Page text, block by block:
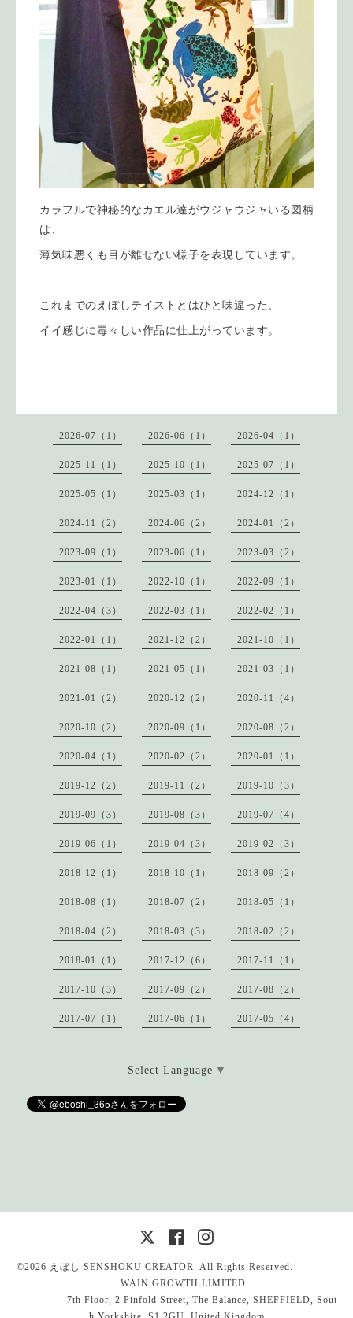
カラフルで神秘的なカエル達がウジャウジャいる図柄
は、
薄気味悪くも目が離せない様子を表現しています。
これまでのえぼしテイストとはひと味違った、
イイ感じに毒々しい作品に仕上がっています。
2026-07（1） 2026-06（1） 2026-04（1）
2025-11（1） 2025-10（1） 2025-07（1）
2025-05（1） 2025-03（1） 2024-12（1）
2024-11（2） 2024-06（2） 2024-01（2）
2023-09（1） 2023-06（1） 2023-03（2）
2023-01（1） 2022-10（1） 2022-09（1）
2022-04（3） 2022-03（1） 2022-02（1）
2022-01（1） 2021-12（2） 2021-10（1）
2021-08（1） 2021-05（1） 2021-03（1）
2021-01（2） 2020-12（2） 2020-11（4）
2020-10（2） 2020-09（1） 2020-08（2）
2020-04（1） 2020-02（2） 2020-01（1）
2019-12（2） 2019-11（2） 2019-10（3）
2019-09（3） 2019-08（3） 2019-07（4）
2019-06（1） 2019-04（3） 2019-02（3）
2018-12（1） 2018-10（1） 2018-09（2）
2018-08（1） 2018-07（2） 2018-05（1）
2018-04（2） 2018-03（3） 2018-02（2）
2018-01（1） 2017-12（6） 2017-11（1）
2017-10（3） 2017-09（2） 2017-08（2）
2017-07（1） 2017-06（1） 2017-05（4）
Select Language ▼
©2026 えぼし SENSHOKU CREATOR. All Rights Reserved.
WAIN GROWTH LIMITED
7th Floor, 2 Pinfold Street, The Balance, SHEFFIELD, Sout